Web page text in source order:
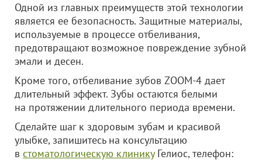
Одной из главных преимуществ этой технологии
является ее безопасность. Защитные материалы,
используемые в процессе отбеливания,
предотвращают возможное повреждение зубной
эмали и десен.
Кроме того, отбеливание зубов ZOOM-4 дает
длительный эффект. Зубы остаются белыми
на протяжении длительного периода времени.
Сделайте шаг к здоровым зубам и красивой
улыбке, запишитесь на консультацию
в стоматологическую клиникуГелиос, телефон: